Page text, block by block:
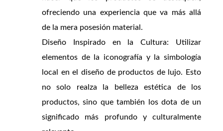
ofreciendo una experiencia que va más allá
de la mera posesión material.
Diseño Inspirado en la Cultura: Utilizar
elementos de la iconografía y la simbología
local en el diseño de productos de lujo. Esto
no solo realza la belleza estética de los
productos, sino que también los dota de un
significado más profundo y culturalmente